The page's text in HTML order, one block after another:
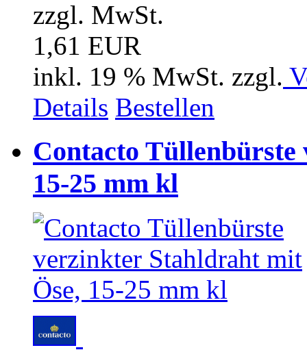
zzgl. MwSt.
1,61 EUR
inkl. 19 % MwSt. zzgl.
Details Bestellen
Contacto
15-25 mm kl